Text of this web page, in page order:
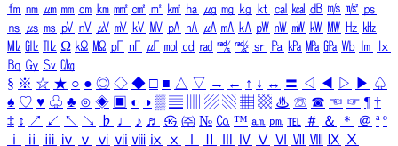
㎙ ㎚ ㎛ ㎜ ㎝ ㎞ ㎟ ㎠ ㎡ ㎢ ㏊ ㎍ ㎎ ㎏ ㏏ ㎈ ㎉ ㏈ ㎧ ㎨ ㎰
㎱ ㎲ ㎳ ㎴ ㎵ ㎶ ㎷ ㎸ ㎹ ㎀ ㎁ ㎂ ㎃ ㎄ ㎺ ㎻ ㎽ ㎾ ㎿ ㎐ ㎑
㎒ ㎓ ㎔ Ω ㏀ ㏁ ㎊ ㎋ ㎌ ㏖ ㏅ ㎭ ㎮ ㎯ ㏛ ㎩ ㎪ ㎫ ㎬ ㏝ ㏐
㏓
㏃ ㏉ ㏜ ㏆
§ ※ ☆ ★ ○ ● ◎ ◇ ◆ □ ■ △ ▽ → ← ↑ ↓ ↔ 〓 ◁ ◀ ▷ ▶ ♤
♠ ♡ ♥ ♧ ♣ ⊙ ◈ ▣ ◐ ◑ ▒ ▤ ▨ ▧ ▦ ▩ ♨ ☏ ☎ ☜ ☞ ¶ †
‡ ↕ ↗ ↙ ↖ ↘ ♭ ♩ ♪ ♬ ㉿ ㈜ № ㏇ ™ ㏂ ㏘ ℡ ＃ ＆ ＊ ＠ ª º
ⅰ
ⅱ ⅲ ⅳ ⅴ ⅵ ⅶ ⅷ ⅸ ⅹ Ⅳ Ⅴ Ⅵ Ⅶ Ⅷ Ⅸ Ⅹ